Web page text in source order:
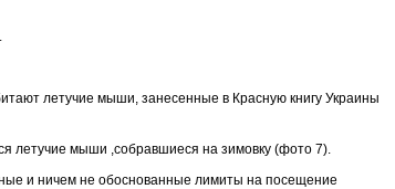
летучие мыши, занесенные в Красную книгу Украины
летучие мыши ,собравшиеся на зимовку (фото 7).
и ничем не обоснованные лимиты на посещение